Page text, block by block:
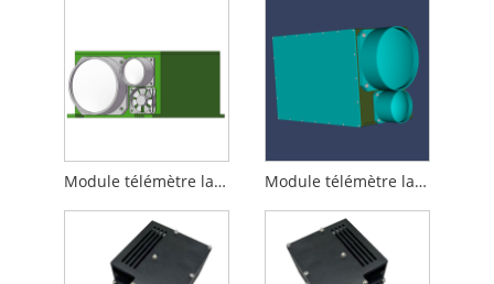
Module télémètre laser 65 km Module télémètre laser 120 km